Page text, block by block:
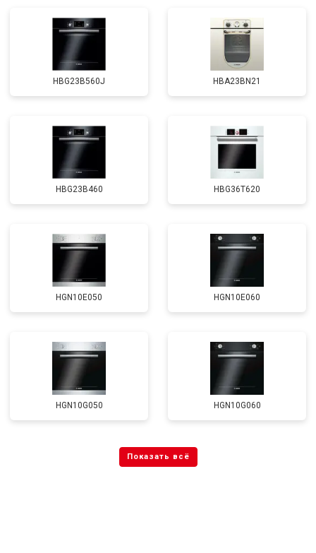
HBG23B560J HBA23BN21
HBG23B460 HBG36T620
HGN10E050 HGN10E060
HGN10G050 HGN10G060